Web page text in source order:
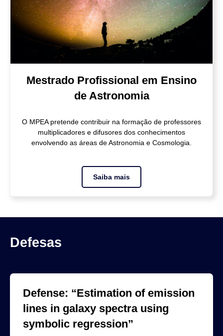
Mestrado Profissional em Ensino
de Astronomia
O MPEA pretende contribuir na formação de professores
multiplicadores e difusores dos conhecimentos
envolvendo as áreas de Astronomia e Cosmologia.
Saiba mais
Defesas
Defense: “Estimation of emission
lines in galaxy spectra using
symbolic regression”